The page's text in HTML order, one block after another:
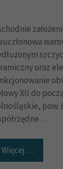
oraz
XII do
pow.
…
Więcej…